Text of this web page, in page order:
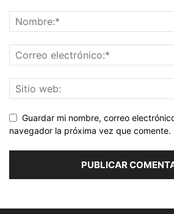
Guardar mi nombre, correo
navegador la próxima vez que comente.